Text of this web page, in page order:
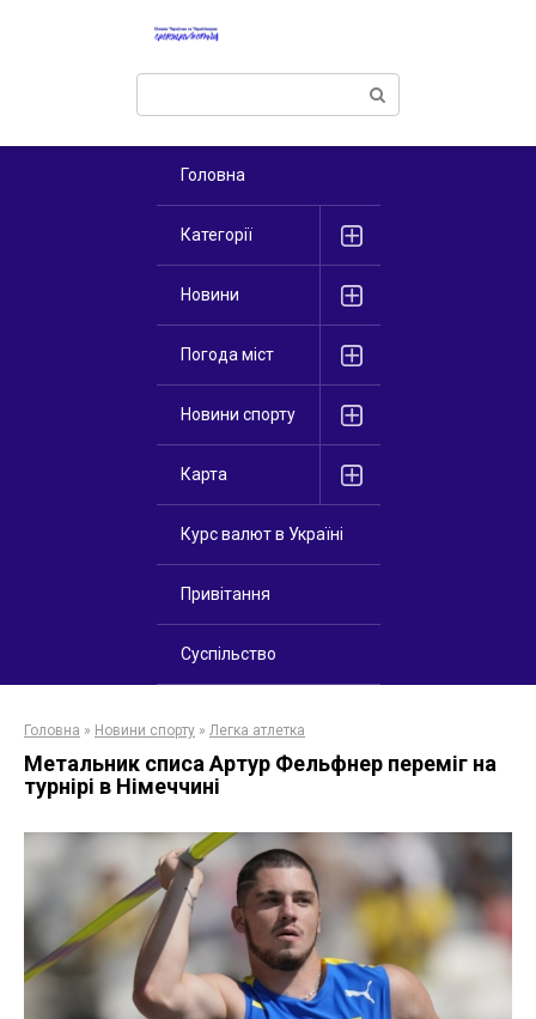
Поиск:
Головна
Категорії
Новини
Погода міст
Новини спорту
Карта
Курс валют в Україні
Привітання
Суспільство
Головна » Новини спорту » Легка атлетка
Метальник списа Артур Фельфнер переміг на
турнірі в Німеччині